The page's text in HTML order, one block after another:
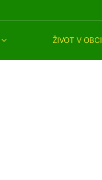
ŽIVOT V OBCI